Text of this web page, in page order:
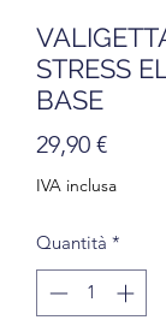
STRESS
BASE
29,90 €Prezzo
IVA inclusa
Quantità *